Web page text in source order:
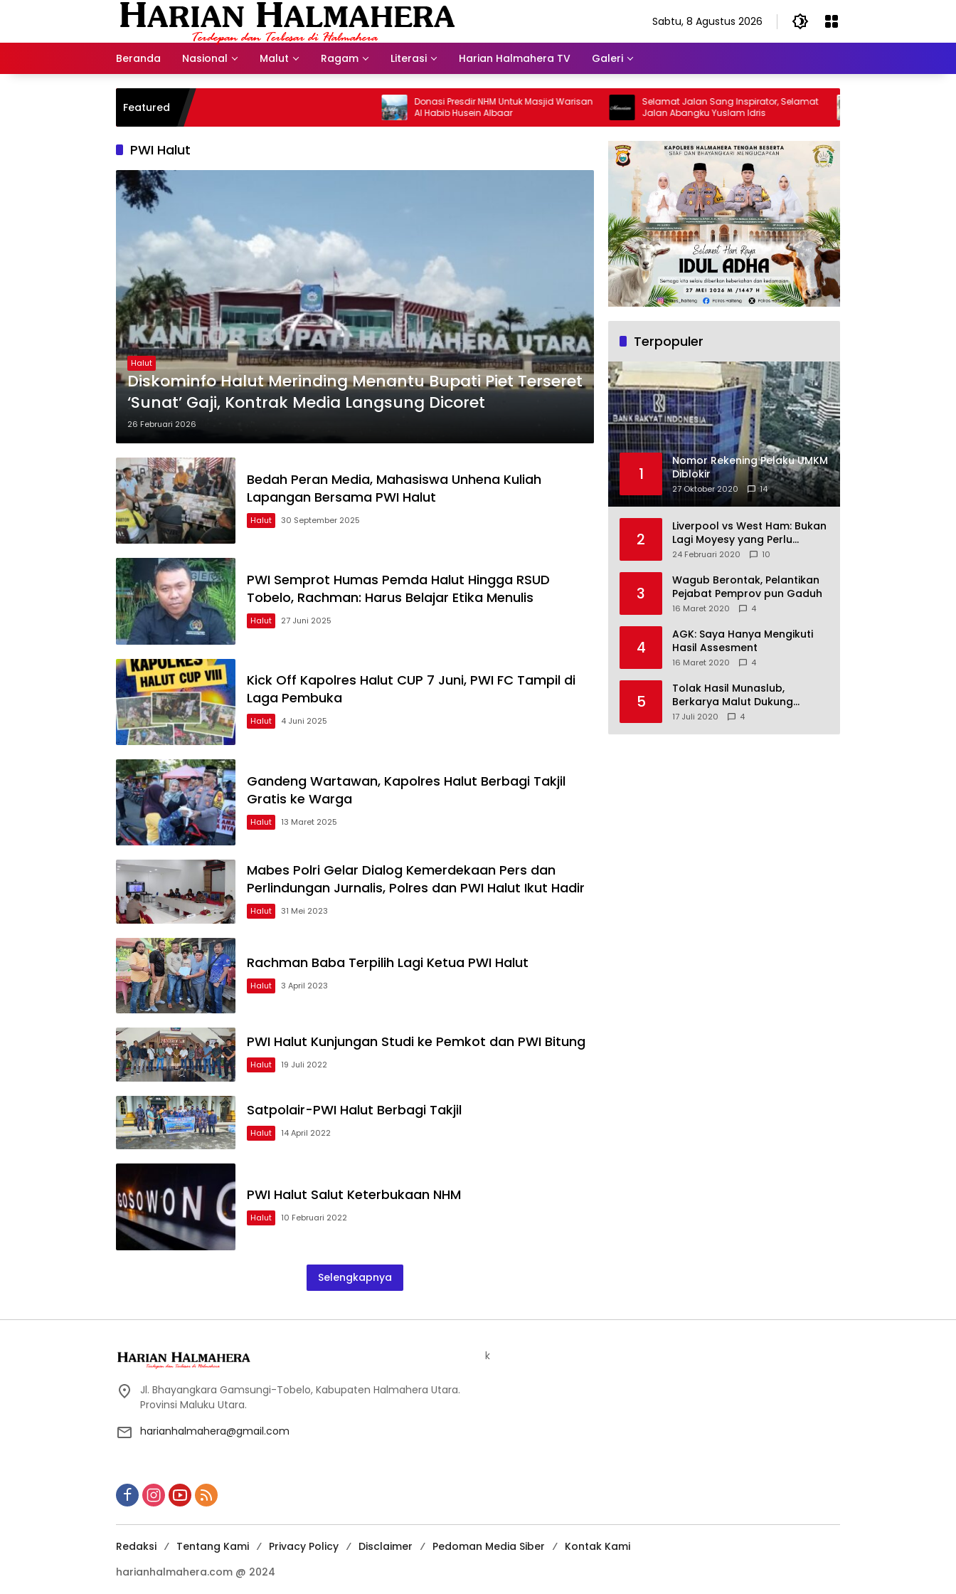
Sabtu, 8 Agustus 2026
Beranda Nasional Malut Ragam Literasi Harian Halmahera TV Galeri
Featured
Donasi Presdir NHM Untuk Masjid Warisan
Al Habib Husein Albaar
Selamat Jalan Sang Inspirator, Selamat
Jalan Abangku Yuslam Idris
Kiprah Korem 152/
Menangani Stunting Di
PWI Halut
Halut
Diskominfo Halut Merinding Menantu Bupati Piet Terseret
‘Sunat’ Gaji, Kontrak Media Langsung Dicoret
26 Februari 2026
Bedah Peran Media, Mahasiswa Unhena Kuliah
Lapangan Bersama PWI Halut
Halut 30 September 2025
PWI Semprot Humas Pemda Halut Hingga RSUD
Tobelo, Rachman: Harus Belajar Etika Menulis
Halut 27 Juni 2025
Kick Off Kapolres Halut CUP 7 Juni, PWI FC Tampil di
Laga Pembuka
Halut 4 Juni 2025
Gandeng Wartawan, Kapolres Halut Berbagi Takjil
Gratis ke Warga
Halut 13 Maret 2025
Mabes Polri Gelar Dialog Kemerdekaan Pers dan
Perlindungan Jurnalis, Polres dan PWI Halut Ikut Hadir
Halut 31 Mei 2023
Rachman Baba Terpilih Lagi Ketua PWI Halut
Halut 3 April 2023
PWI Halut Kunjungan Studi ke Pemkot dan PWI Bitung
Halut 19 Juli 2022
Satpolair-PWI Halut Berbagi Takjil
Halut 14 April 2022
PWI Halut Salut Keterbukaan NHM
Halut 10 Februari 2022
Selengkapnya
Terpopuler
1
Nomor Rekening Pelaku UMKM
Diblokir
27 Oktober 2020 14
2
Liverpool vs West Ham: Bukan
Lagi Moyesy yang Perlu
Ditakuti
24 Februari 2020 10
3
Wagub Berontak, Pelantikan
Pejabat Pemprov pun Gaduh
16 Maret 2020 4
4
AGK: Saya Hanya Mengikuti
Hasil Assesment
16 Maret 2020 4
5
Tolak Hasil Munaslub,
Berkarya Malut Dukung
Tommy Soeharto
17 Juli 2020 4
Jl. Bhayangkara Gamsungi-Tobelo, Kabupaten Halmahera Utara.
Provinsi Maluku Utara.
harianhalmahera@gmail.com
k
Redaksi Tentang Kami Privacy Policy Disclaimer Pedoman Media Siber
Kontak Kami
harianhalmahera.com @ 2024